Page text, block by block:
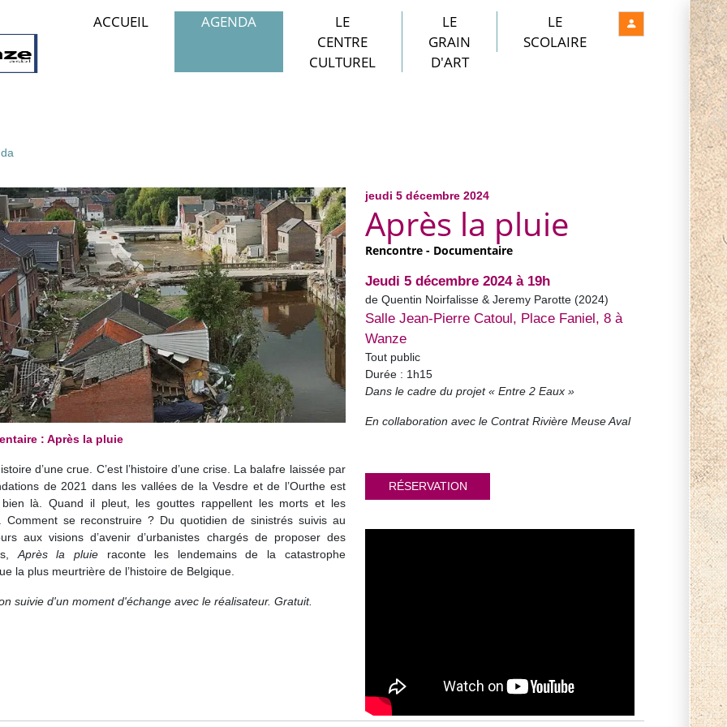
ACCUEIL AGENDA
LE
CENTRE
CULTUREL
LE
GRAIN
D'ART
LE
SCOLAIRE
: Après la pluie
d’une crue. C’est l’histoire d’une crise. La balafre laissée par
de 2021 dans les vallées de la Vesdre et de l’Ourthe est
bien là. Quand il pleut, les gouttes rappellent les morts et les
Comment se reconstruire ? Du quotidien de sinistrés suivis au
aux visions d’avenir d’urbanistes chargés de proposer des
Après la pluieraconte les lendemains de la catastrophe
la plus meurtrière de l’histoire de Belgique.
suivie d'un moment d'échange avec le réalisateur. Gratuit.
jeudi 5 décembre 2024
Après la pluie
Rencontre - Documentaire
Jeudi 5 décembre 2024 à 19h
de Quentin Noirfalisse & Jeremy Parotte (2024)
Salle Jean-Pierre Catoul, Place Faniel, 8 à
Wanze
Tout public
Durée : 1h15
Dans le cadre du projet « Entre 2 Eaux »
En collaboration avec le Contrat Rivière Meuse Aval
RÉSERVATION